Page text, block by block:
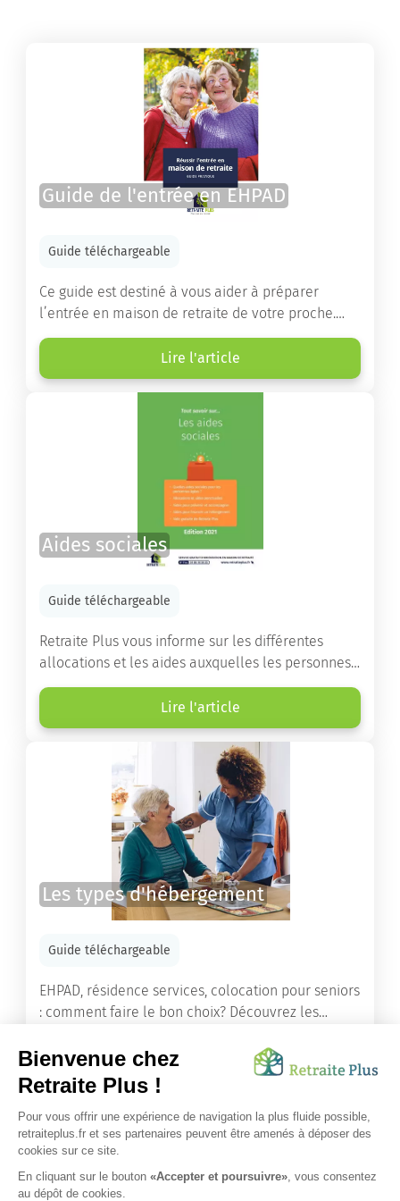
Guide de l'entrée en EHPAD
Guide téléchargeable
Ce guide est destiné à vous aider à préparer
l’entrée en maison de retraite de votre proche.
Vous y trouverez un panorama des différents types
d’établissements ainsi que des conseils pratiques
destinés à orienter les familles et à leur faciliter
Lire l'article
Aides sociales
Guide téléchargeable
Retraite Plus vous informe sur les différentes
allocations et les aides auxquelles les personnes
âgées ont droit pour financer un séjour en maison
de retraite ou un maintien à domicile.
Lire l'article
Les types d'hébergement
Guide téléchargeable
EHPAD, résidence services, colocation pour seniors
: comment faire le bon choix? Découvrez les
ainés.
Lire l'article
Vous avez besoin d’une aide de nos équipes ?
Obtenir les tarifs & disponibilités